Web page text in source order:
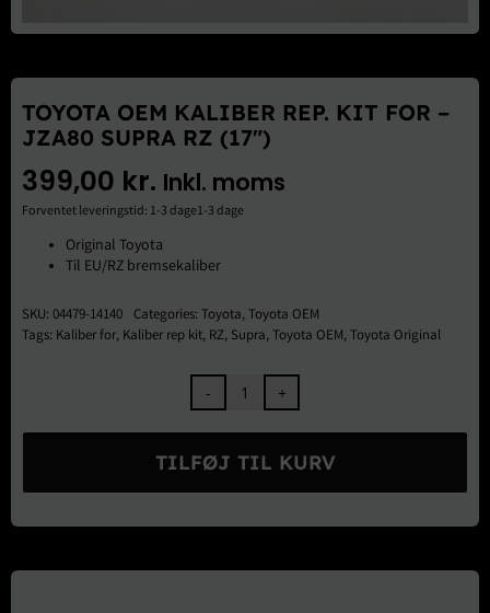
TOYOTA OEM KALIBER REP. KIT FOR –
JZA80 SUPRA RZ (17″)
399,00 kr. Inkl. moms
Forventet leveringstid: 1-3 dage1-3 dage
Original Toyota
Til EU/RZ bremsekaliber
SKU: 04479-14140 Categories: Toyota,Toyota OEM
Tags: Kaliber for, Kaliber rep kit, RZ, Supra,Toyota OEM,Toyota Original
Toyota
OEM
Kaliber
Rep.
Kit
For
JZA80
TILFØJ TIL KURV